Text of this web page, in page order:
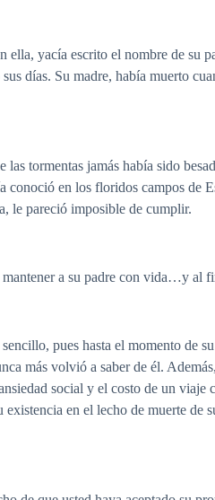
yacía escrito el nombre de su
días. Su madre, había muerto
tormentas jamás había sido
en los floridos campos de
le pareció imposible de cumplir.
a su padre con vida…y al
pues hasta el momento de
más volvió a saber de él.
social y el costo de un viaje
en el lecho de muerte de